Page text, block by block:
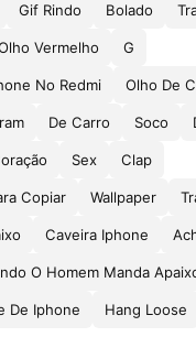
Gif Rindo Bolado
Vermelho G
No Redmi Olho De
De Carro Soco
Sex Clap
Copiar Wallpaper
Caveira Iphone
O Homem Manda
De Iphone Hang Loose